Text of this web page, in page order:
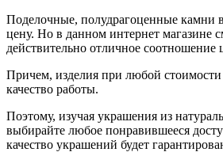
Поделочные, полудрагоценные камни
цену. Но в данном интернет магазине
действительно отличное соотношение
Причем, изделия при любой
качество работы.
Поэтому, изучая украшения из
выбирайте любое понравившееся
качество украшений будет